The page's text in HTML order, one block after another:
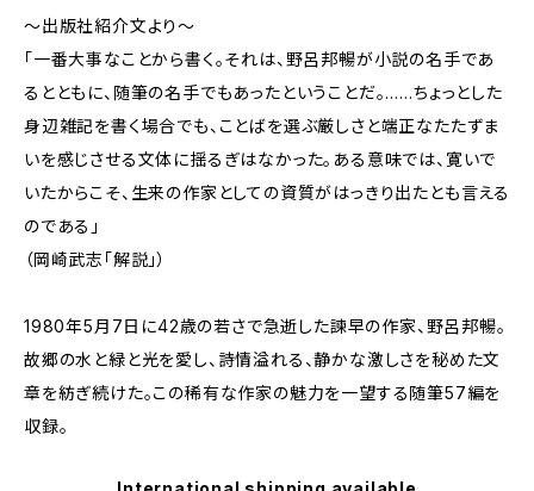
～出版社紹介文より～
「一番大事なことから書く。それは、野呂邦暢が小説の名手であ
るとともに、随筆の名手でもあったということだ。……ちょっとした
身辺雑記を書く場合でも、ことばを選ぶ厳しさと端正なたたずま
いを感じさせる文体に揺るぎはなかった。ある意味では、寛いで
いたからこそ、生来の作家としての資質がはっきり出たとも言える
のである」
（岡崎武志「解説」）
1980年5月7日に42歳の若さで急逝した諫早の作家、野呂邦暢。
故郷の水と緑と光を愛し、詩情溢れる、静かな激しさを秘めた文
章を紡ぎ続けた。この稀有な作家の魅力を一望する随筆57編を
収録。